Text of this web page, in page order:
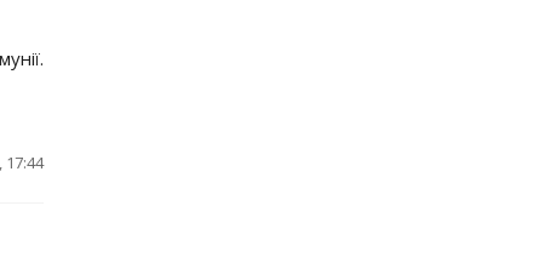
17:44